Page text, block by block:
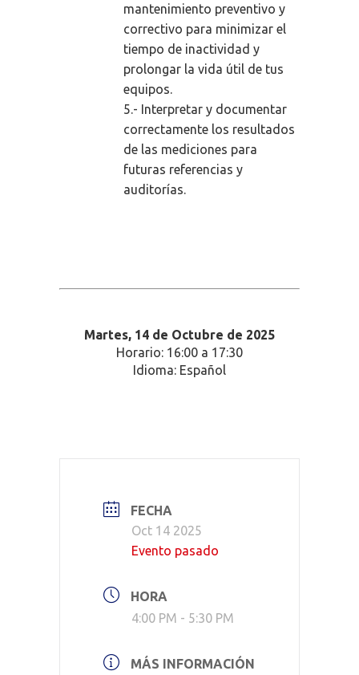
mantenimiento preventivo y
correctivo para minimizar el
tiempo de inactividad y
prolongar la vida útil de tus
equipos.
5.- Interpretar y documentar
correctamente los resultados
de las mediciones para
futuras referencias y
auditorías.
Martes, 14 de Octubre de 2025
Horario: 16:00 a 17:30
Idioma: Español
FECHA
Oct 14 2025
Evento pasado
HORA
4:00 PM - 5:30 PM
MÁS INFORMACIÓN